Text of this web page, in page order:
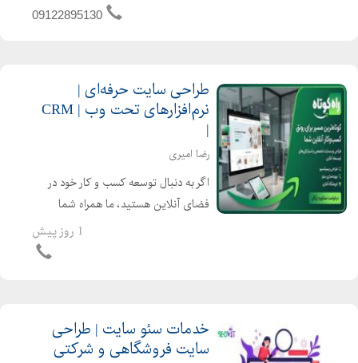
شرکتی طراحی فروشکاه اینترنتی طراحی
09122895130
طراحی سایت حرفه‌ای |
نرم‌افزارهای تحت وب | CRM
|
رضا امیری
اگر به دنبال توسعه کسب و کار خود در
فضای آنلاین هستید، ما همراه شما
هستیم. خدمات ما: طراحی انواع وبسایت
شرکتی، فروشگاهی و اختصاصی طراحی و
1 روز پیش
خدمات سئو سایت | طراحی
سایت فروشگاهی و شرکتی